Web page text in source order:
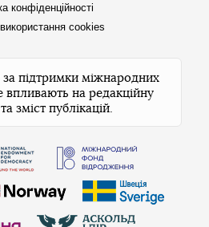
конфіденційності
cookies
підтримки міжнародних
впливають на редакційну
зміст публікацій.